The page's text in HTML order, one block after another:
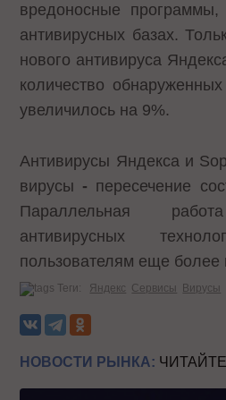
вредоносные
антивирусных базах.
нового антивируса
количество
увеличилось на 9%.
Антивирусы Яндекса и
вирусы - пересечение
Параллельная
антивирусных
пользователям еще более
Теги: Яндекс Сервисы Вирусы
НОВОСТИ РЫНКА: